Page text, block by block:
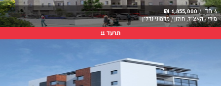
4 חד' / 1,855,000 ₪
מידי / האצ"ל, חולון / מדמוני נדל"ן
תרעד 11